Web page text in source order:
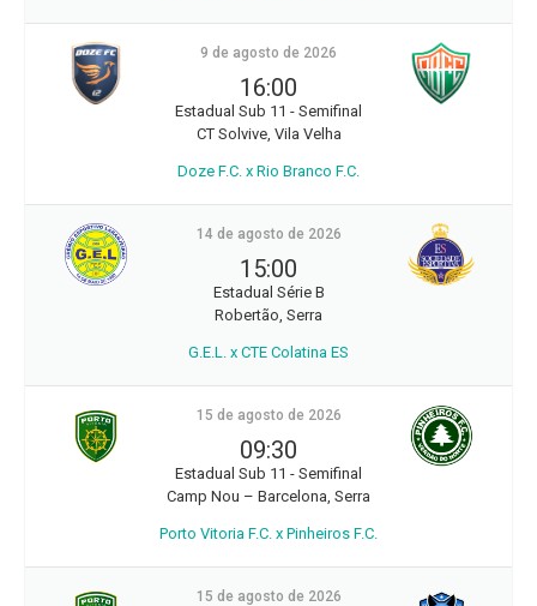
9 de agosto de 2026
16:00
Estadual Sub 11 - Semifinal
CT Solvive, Vila Velha
Doze F.C. x Rio Branco F.C.
14 de agosto de 2026
15:00
Estadual Série B
Robertão, Serra
G.E.L. x CTE Colatina ES
15 de agosto de 2026
09:30
Estadual Sub 11 - Semifinal
Camp Nou – Barcelona, Serra
Porto Vitoria F.C. x Pinheiros F.C.
15 de agosto de 2026